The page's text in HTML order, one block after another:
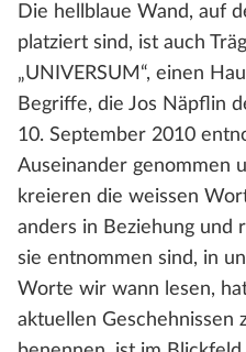
Die hellblaue Wand, auf
platziert sind, ist auch
„UNIVERSUM“, einen
Begriffe, die Jos Näpflin
10. September 2010
Auseinander genommen
kreieren die weissen
anders in Beziehung und
sie entnommen sind, in
Worte wir wann lesen,
aktuellen Geschehnissen